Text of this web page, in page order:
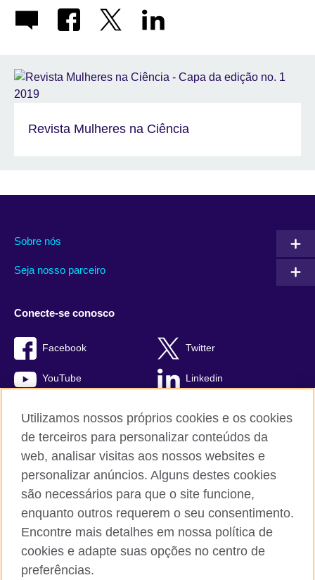
Revista Mulheres na Ciência
Sobre nós
Seja nosso parceiro
Conecte-se conosco
Facebook Twitter
YouTube Linkedin
British Council global
Comentários e reclamações
Política de privacidade e termos de uso
Utilizamos nossos próprios cookies e os cookies
de terceiros para personalizar conteúdos da
web, analisar visitas aos nossos websites e
personalizar anúncios. Alguns destes cookies
são necessários para que o site funcione,
enquanto outros requerem o seu consentimento.
Encontre mais detalhes em nossa política de
cookies e adapte suas opções no centro de
preferências.